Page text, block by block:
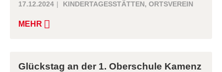
17.12.2024 KINDERTAGESSTÄTTEN , ORTSVEREIN
MEHR
Glückstag an der 1. Oberschule Kamenz